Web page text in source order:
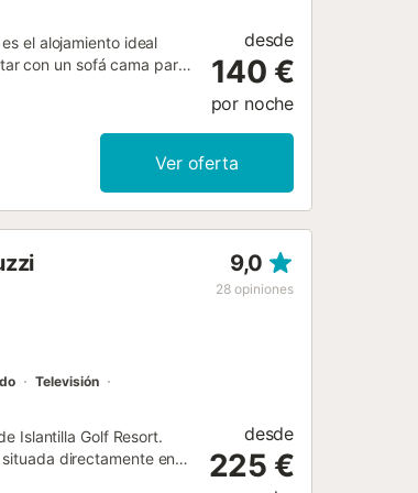
el alojamiento ideal
con un sofá cama para
de trabajo
así como una
Este alquiler
piscina y jardín. La
desde
140 €
por noche
Ver oferta
9,0
28 opiniones
Televisión
Islantilla Golf Resort.
directamente en
desde
225 €